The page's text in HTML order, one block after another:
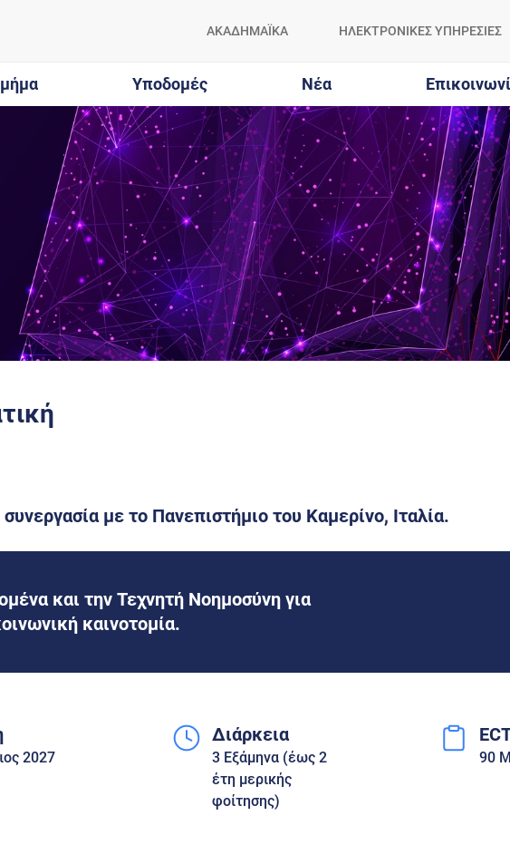
ΑΚΑΔΗΜΑΪΚΑ ΗΛΕΚΤΡΟΝΙΚΕΣ ΥΠΗΡΕΣΙΕΣ
Υποδομές Νέα
με το Πανεπιστήμιο του Καμερίνο, Ιταλία.
και την Τεχνητή Νοημοσύνη για
καινοτομία.
2027
Διάρκεια
3 Eξάμηνα (έως 2
έτη μερικής
φοίτησης)
90